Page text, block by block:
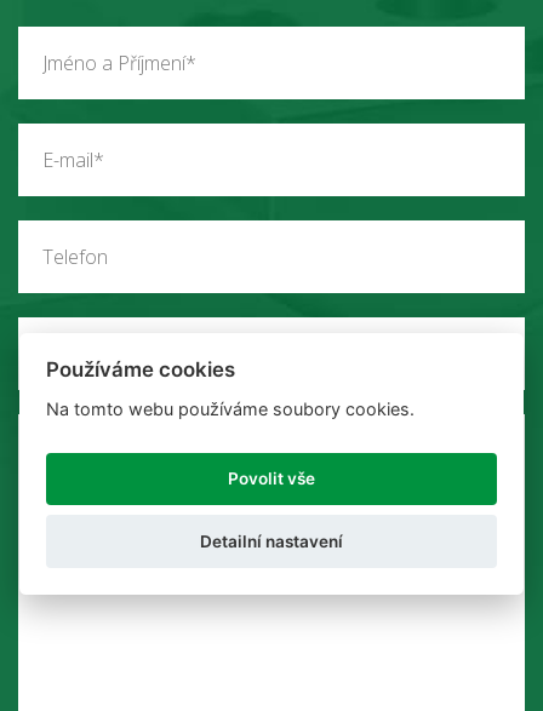
Používáme cookies
Na tomto webu používáme soubory cookies.
Povolit vše
Detailní nastavení